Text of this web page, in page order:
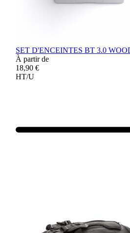
SET D'ENCEINTES BT 3.0
À partir de
18,90 €
HT/U